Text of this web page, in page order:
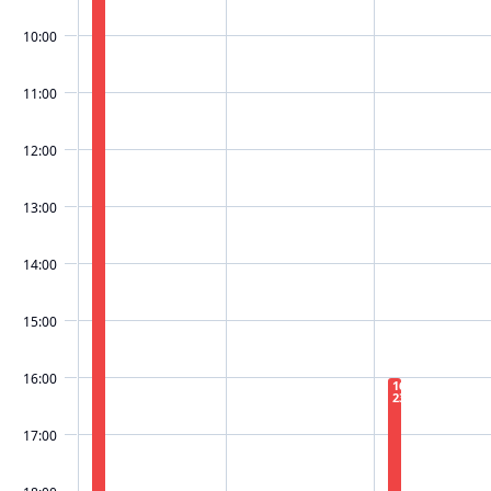
10:00
11:00
12:00
13:00
14:00
15:00
16:00
17:00
16:00 −
23:00